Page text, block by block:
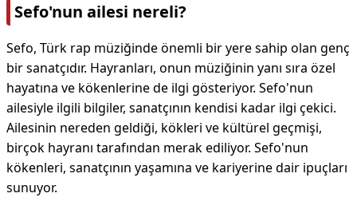
Sefo'nun ailesi nereli?
Sefo, Türk rap müziğinde önemli bir yere sahip olan genç
bir sanatçıdır. Hayranları, onun müziğinin yanı sıra özel
hayatına ve kökenlerine de ilgi gösteriyor. Sefo'nun
ailesiyle ilgili bilgiler, sanatçının kendisi kadar ilgi çekici.
Ailesinin nereden geldiği, kökleri ve kültürel geçmişi,
birçok hayranı tarafından merak ediliyor. Sefo'nun
kökenleri, sanatçının yaşamına ve kariyerine dair ipuçları
sunuyor.